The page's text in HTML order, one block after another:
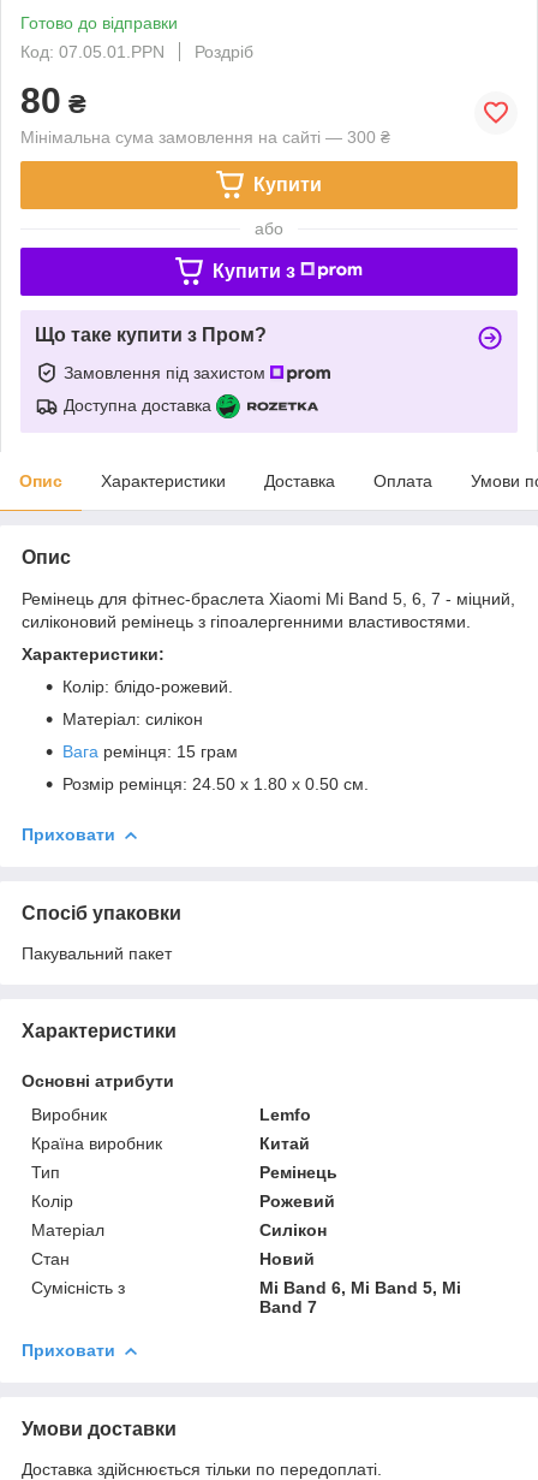
Готово до відправки
Код: 07.05.01.PPN
Роздріб
80 ₴
Мінімальна сума замовлення на сайті — 300 ₴
Купити
або
Купити з
Що таке купити з Пром?
Замовлення під захистом
Доступна доставка
Опис Характеристики Доставка Оплата Умови
Опис
Ремінець для фітнес-браслета Xiaomi Mi Band 5, 6, 7 - міцний,
силіконовий ремінець з гіпоалергенними властивостями.
Характеристики:
Колір: блідо-рожевий.
Матеріал: силікон
Вага ремінця: 15 грам
Розмір ремінця: 24.50 x 1.80 x 0.50 см.
Приховати
Спосіб упаковки
Пакувальний пакет
Характеристики
Основні атрибути
Виробник
Lemfo
Країна виробник
Китай
Тип
Ремінець
Колір
Рожевий
Матеріал
Силікон
Стан
Новий
Сумісність з
Mi Band 6, Mi Band 5, Mi
Band 7
Приховати
Умови доставки
Доставка здійснюється тільки по передоплаті.